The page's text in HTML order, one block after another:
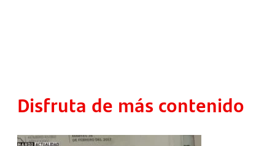
Disfruta de más contenido